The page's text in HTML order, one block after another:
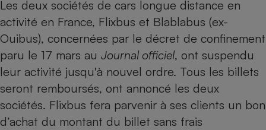
Les deux sociétés de cars longue distance en
activité en France, Flixbus et Blablabus (ex-
Ouibus), concernées par le décret de confinement
paru le 17 mars au Journal officiel, ont suspendu
leur activité jusqu'à nouvel ordre. Tous les billets
seront remboursés, ont annoncé les deux
sociétés. Flixbus fera parvenir à ses clients un bon
d’achat du montant du billet sans frais